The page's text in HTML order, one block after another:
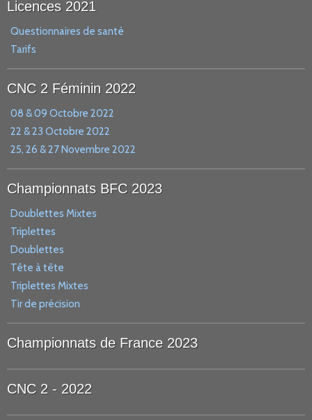
Licences 2021
Questionnaires de santé
Tarifs
CNC 2 Féminin 2022
08 & 09 Octobre 2022
22 & 23 Octobre 2022
25, 26 & 27 Novembre 2022
Championnats BFC 2023
Doublettes Mixtes
Triplettes
Doublettes
Tête à tête
Triplettes Mixtes
Tir de précision
Championnats de France 2023
CNC 2 - 2022